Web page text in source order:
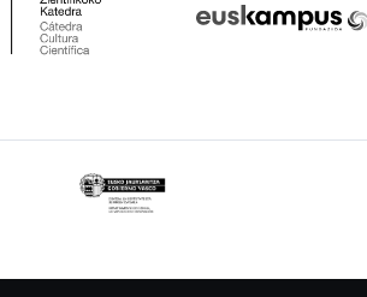
Eusko
Jaurlaritza